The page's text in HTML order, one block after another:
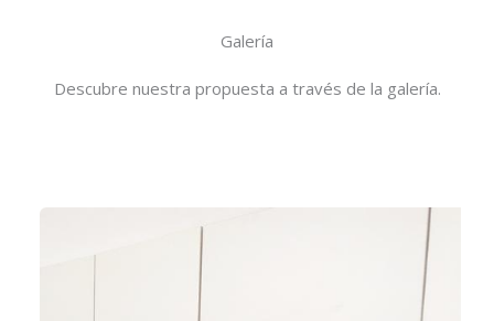
Galería
Descubre nuestra propuesta a través de la galería.